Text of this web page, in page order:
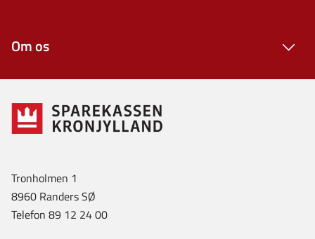
Om os
Tronholmen 1
8960 Randers SØ
Telefon 89 12 24 00